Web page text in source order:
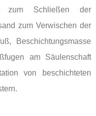
zum Schließen der
zum Verwischen der
Beschichtungsmasse
am Säulenschaft
von beschichteten